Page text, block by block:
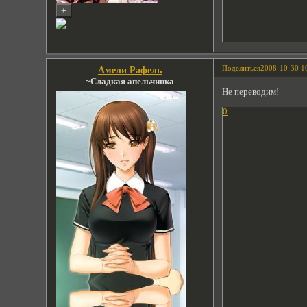
Поделиться2008-10-30
Амели Рафель
~Сладкая апельчинка
Не переводим!
0